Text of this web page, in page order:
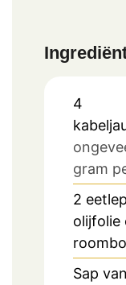
4
gram
2
olijfolie
Sap